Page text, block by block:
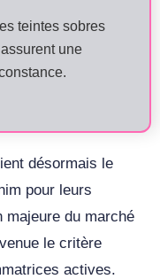
teintes sobres
une
désormais le
pour leurs
majeure du marché
le critère
actives.